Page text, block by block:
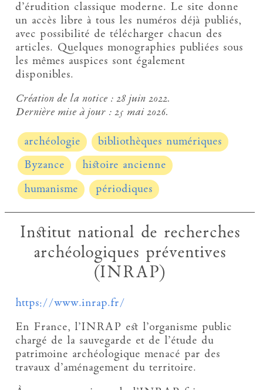
d’érudition classique moderne. Le site donne
un accès libre à tous les numéros déjà publiés,
avec possibilité de télécharger chacun des
articles. Quelques monographies publiées sous
les mêmes auspices sont également
disponibles.
Création de la notice :28 juin 2022.
Dernière mise à jour :25 mai 2026.
archéologie
bibliothèques numériques
Byzance
histoire ancienne
humanisme
périodiques
Institut national de recherches
archéologiques préventives
(INRAP)
https://www.inrap.fr/
En France, l’INRAP est l’organisme public
chargé de la sauvegarde et de l’étude du
patrimoine archéologique menacé par des
travaux d’aménagement du territoire.